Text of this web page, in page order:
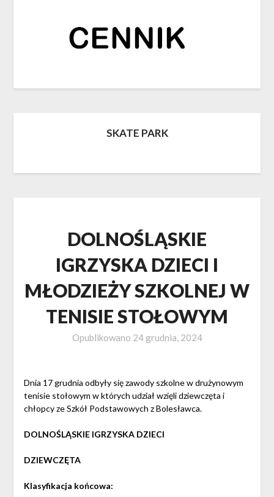
SKATE PARK
DOLNOŚLĄSKIE
IGRZYSKA DZIECI I
MŁODZIEŻY SZKOLNEJ W
TENISIE STOŁOWYM
Opublikowano 24 grudnia, 2024
Dnia 17 grudnia odbyły się zawody szkolne w drużynowym
tenisie stołowym w których udział wzięli dziewczęta i
chłopcy ze Szkół Podstawowych z Bolesławca.
DOLNOŚLĄSKIE IGRZYSKA DZIECI
DZIEWCZĘTA
Klasyfikacja końcowa: